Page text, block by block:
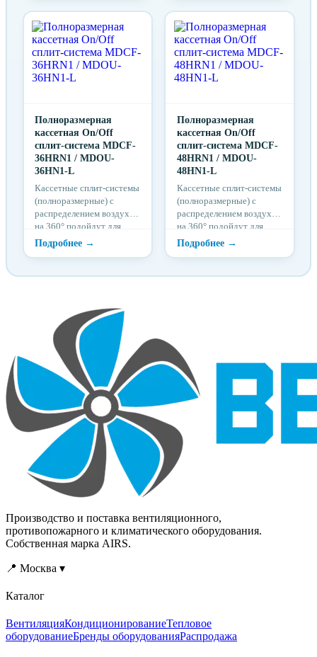
ресторанов.
большое скопление
людей: офисы, магазины,
кафе и рестораны, холлы
различных учреждений.
Полноразмерная
кассетная On/Off
сплит-система MDCF-
36HRN1 / MDOU-
36HN1-L
Кассетные сплит-системы
(полноразмерные) с
распределением воздуха
на 360° подойдут для
кондиционирования
помещений большой
предполагающих
кафе и рестораны, холлы
различных учреждений.
Полноразмерная
кассетная On/Off
сплит-система MDCF-
48HRN1 / MDOU-
48HN1-L
Кассетные сплит-системы
(полноразмерные) с
распределением воздуха
на 360° подойдут для
кондиционирования
помещений большой
предполагающих
Производство и поставка вентиляционного,
противопожарного и климатического оборудования.
Собственная марка AIRS.
📍 Москва ▾
Каталог
ВентиляцияКондиционированиеТепловое
оборудованиеБренды оборудованияРаспродажа